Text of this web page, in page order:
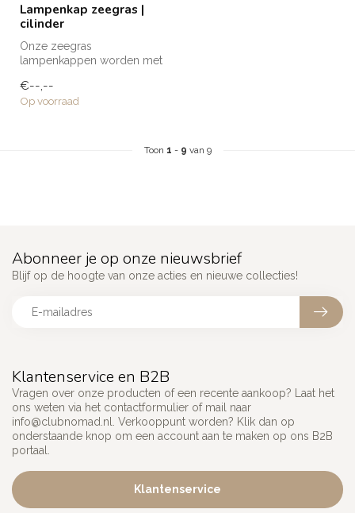
Lampenkap zeegras |
cilinder
Onze zeegras
lampenkappen worden met
getalenteerde ambac...
€--,--
Op voorraad
Toon 1 - 9 van 9
Klantenservice en B2B
Vragen over onze producten of een recente aankoop? Laat het
ons weten via het contactformulier of mail naar
info@clubnomad.nl
. Verkooppunt worden? Klik dan op
onderstaande knop om een account aan te maken op ons B2B
portaal.
Klantenservice
Abonneer je op onze nieuwsbrief
Blijf op de hoogte van onze acties en nieuwe collecties!